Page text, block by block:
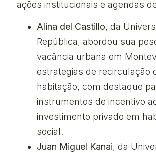
ações institucionais e agendas
Alina del Castillo, da
República, abordou sua
vacância urbana em
estratégias de recirculação
habitação, com destaque
instrumentos de incentivo
investimento privado em
social.
Juan Miguel Kanai, da